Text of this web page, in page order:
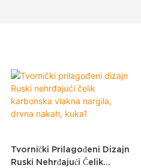
Tvornički Prilagođeni Dizajn
Ruski Nehrđajući Čelik